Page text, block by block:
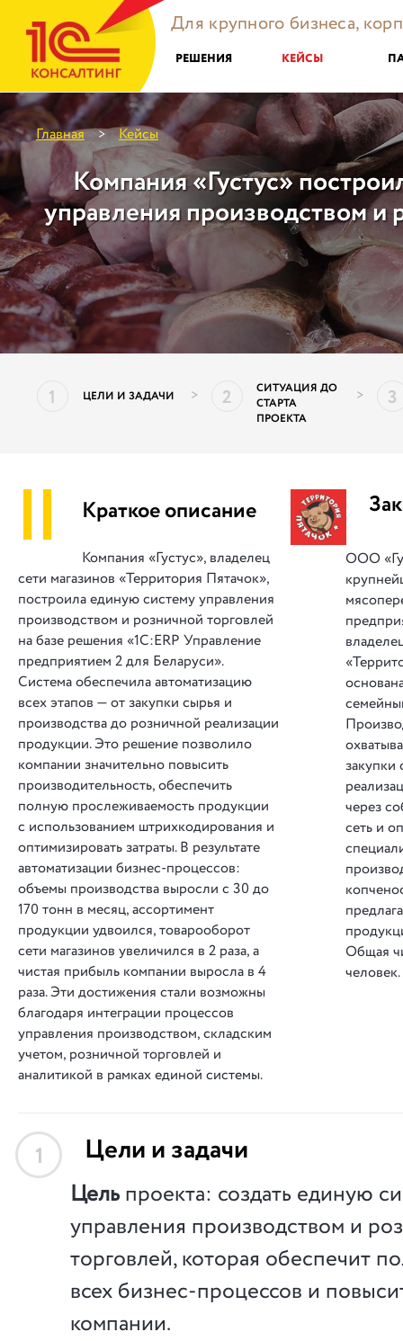
Для крупного бизнеса,
РЕШЕНИЯ КЕЙСЫ
Главная > Кейсы
Компания «Густус»
управления производством и
1 ЦЕЛИ И ЗАДАЧИ > 2
СИТУАЦИЯ ДО
СТАРТА
ПРОЕКТА
> 3
|| Краткое описание
Компания «Густус», владелец
сети магазинов «Территория Пятачок»,
построила единую систему управления
производством и розничной торговлей
на базе решения «1С:ERP Управление
предприятием 2 для Беларуси».
Система обеспечила автоматизацию
всех этапов — от закупки сырья и
производства до розничной реализации
продукции. Это решение позволило
компании значительно повысить
производительность, обеспечить
полную прослеживаемость продукции
с использованием штрихкодирования и
оптимизировать затраты. В результате
автоматизации бизнес-процессов:
объемы производства выросли с 30 до
170 тонн в месяц, ассортимент
продукции удвоился, товарооборот
сети магазинов увеличился в 2 раза, а
чистая прибыль компании выросла в 4
раза. Эти достижения стали возможны
благодаря интеграции процессов
управления производством, складским
учетом, розничной торговлей и
аналитикой в рамках единой системы.
ООО
закупки
через
сеть и
Общая
человек.
1 Цели и задачи
Цельпроекта: создать единую
управления производством и
торговлей, которая обеспечит
всех бизнес-процессов и
компании.